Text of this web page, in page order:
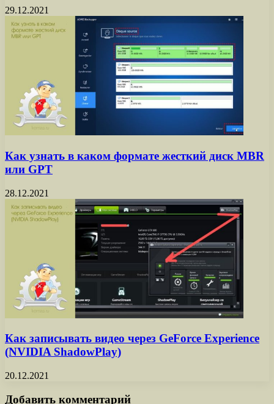
29.12.2021
Как узнать в каком формате жесткий диск MBR
или GPT
28.12.2021
Как записывать видео через GeForce Experience
(NVIDIA ShadowPlay)
20.12.2021
Добавить комментарий